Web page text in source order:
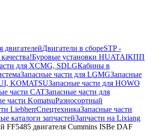
двигателейДвигатели в сбореSTP -
Буровые установки HUATAIКПП
для XCMG, SDLGКабины в
Запасные части для LGMGЗапасные
KOMATSUЗапасные части для HOWO
части CATЗапасные части для
части KomatsuРазносортный
LiebherrСпецтехникаЗапасные части
каталоги запчастейЗапчасти на Lixiang
FF5485 двигателя Cummins ISBe DAF